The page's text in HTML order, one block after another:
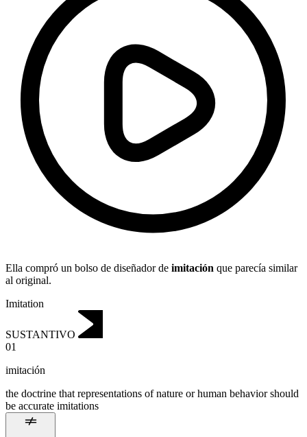
Ella compró un bolso de diseñador de imitación que parecía similar
al original.
Imitation
SUSTANTIVO
01
imitación
the doctrine that representations of nature or human behavior should
be accurate imitations